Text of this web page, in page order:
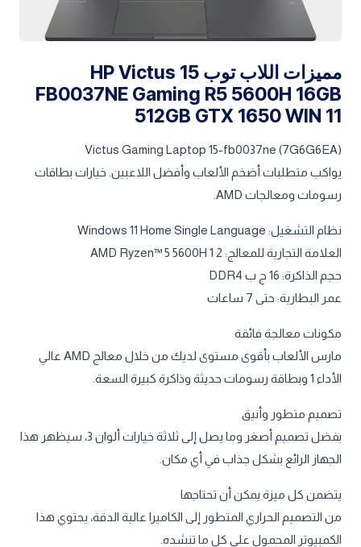
مميزات اللاب توب HP Victus 15
FB0037NE Gaming R5 5600H 16GB
512GB GTX 1650 WIN 11
Victus Gaming Laptop 15-fb0037ne (7G6G6EA)
يواكب متطلبات أضخم الألعاب وأفضل اللاعبين. خيارات بطاقات
رسومات ومعالجات AMD.
نظام التشغيل: Windows 11 Home Single Language
العلامة التجارية للمعالج: AMD Ryzen™ 5 5600H 1 2
حجم الذاكرة: 16 ج ب DDR4
عمر البطارية: حتى 7‏ ساعات
مكونات معالجة فائقة
مارس الألعاب بأقوى مستوى لديك من خلال معالج AMD عالي
الأداء 1 وبطاقة رسومات حديثة وذاكرة كبيرة السعة.
تصميم متطور وأنيق
بفضل تصميم أصغر وما يصل إلى ثلاثة خيارات ألوان 3، سيظهر هذا
الجهاز الرائع بشكل جذاب في أي مكان.
يتضمن كل ميزة يمكن أن تحتاجها
من التصميم الحراري المتطور إلى الكاميرا عالية الدقة، يحتوي هذا
الكمبيوتر المحمول على كل ما تنشده.